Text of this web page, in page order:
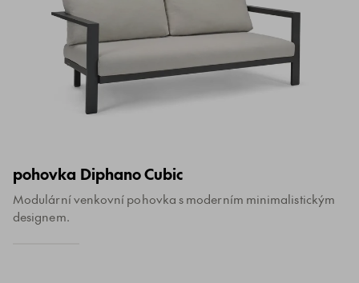
pohovka Diphano Cubic
Modulární venkovní pohovka s moderním minimalistickým
designem.